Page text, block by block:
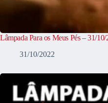
Lâmpada Para os Meus Pés – 31/10/
31/10/2022